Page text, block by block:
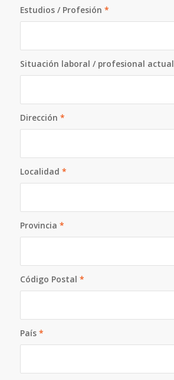
Estudios / Profesión *
Situación laboral / profesional actual
Dirección *
Localidad *
Provincia *
Código Postal *
País *